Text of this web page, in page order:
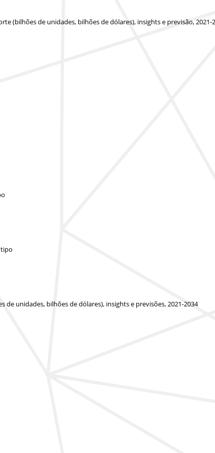
(bilhões de unidades, bilhões de dólares), insights e previsão, 2021-
de unidades, bilhões de dólares), insights e previsões, 2021-2034